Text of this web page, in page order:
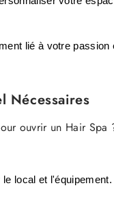
lié à votre passion
Nécessaires
ouvrir un Hair
local et l'équipement.